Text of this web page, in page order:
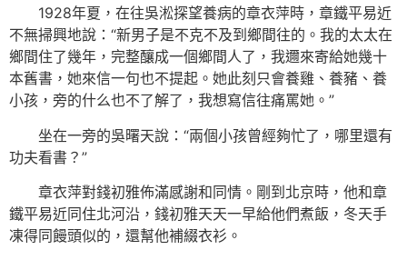
1928年夏，在往吳淞探望養病的章衣萍時，章鐵平易近
不無掃興地說：“新男子是不克不及到鄉間往的。我的太太在
鄉間住了幾年，完整釀成一個鄉間人了，我邇來寄給她幾十
本舊書，她來信一句也不提起。她此刻只會養雞、養豬、養
小孩，旁的什么也不了解了，我想寫信往痛罵她。”
坐在一旁的吳曙天說：“兩個小孩曾經夠忙了，哪里還有
功夫看書？”
章衣萍對錢初雅佈滿感謝和同情。剛到北京時，他和章
鐵平易近同住北河沿，錢初雅天天一早給他們煮飯，冬天手
凍得同饅頭似的，還幫他補綴衣衫。